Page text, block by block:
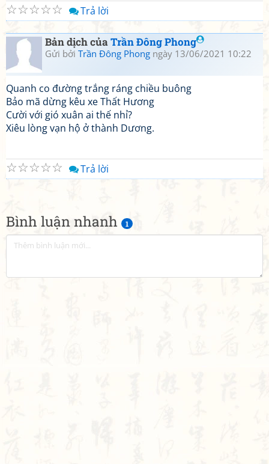
Bình luận nhanh 1
☆
☆
☆
☆
☆ Trả lời
Bản dịch củaTrần Đông Phong
Gửi bởi Trần Đông Phong ngày 13/06/2021 10:22
Quanh co đường trắng ráng chiều buông
Bảo mã dừng kêu xe Thất Hương
Cười với gió xuân ai thế nhỉ?
Xiêu lòng vạn hộ ở thành Dương.
☆
☆
☆
☆
☆ Trả lời